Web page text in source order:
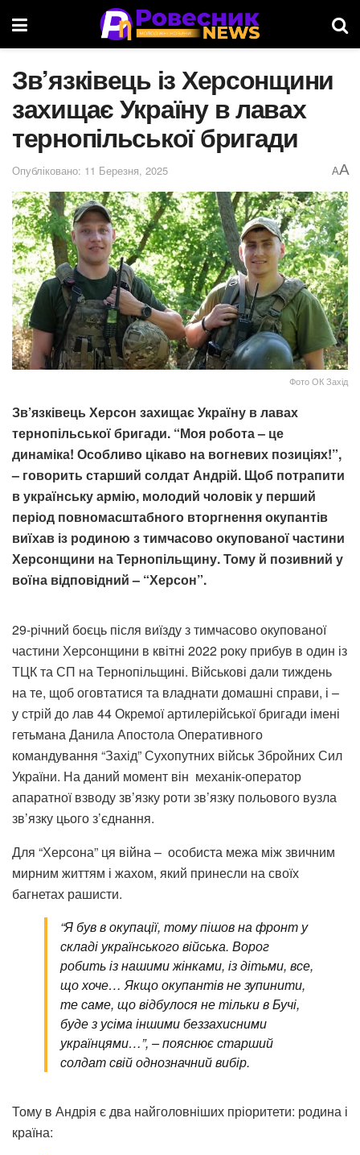
Зв’язківець із Херсонщини
захищає Україну в лавах
тернопільської бригади
Опубліковано: 11 Березня, 2025 AA
Фото ОК Захід
Зв’язківець Херсон захищає Україну в лавах
тернопільської бригади. “Моя робота – це
динаміка! Особливо цікаво на вогневих позиціях!”,
– говорить старший солдат Андрій. Щоб потрапити
в українську армію, молодий чоловік у перший
період повномасштабного вторгнення окупантів
виїхав із родиною з тимчасово окупованої частини
Херсонщини на Тернопільщину. Тому й позивний у
воїна відповідний – “Херсон”.
29-річний боєць після виїзду з тимчасово окупованої
частини Херсонщини в квітні 2022 року прибув в один із
ТЦК та СП на Тернопільщині. Військові дали тиждень
на те, щоб оговтатися та владнати домашні справи, і –
у стрій до лав 44 Окремої артилерійської бригади імені
гетьмана Данила Апостола Оперативного
командування “Захід” Сухопутних військ Збройних Сил
України. На даний момент він механік-оператор
апаратної взводу зв’язку роти зв’язку польового вузла
зв’язку цього з’єднання.
Для “Херсона” ця війна – особиста межа між звичним
мирним життям і жахом, який принесли на своїх
багнетах рашисти.
“Я був в окупації, тому пішов на фронт у
складі українського війська. Ворог
робить із нашими жінками, із дітьми, все,
що хоче… Якщо окупантів не зупинити,
те саме, що відбулося не тільки в Бучі,
буде з усіма іншими беззахисними
українцями…”, – пояснює старший
солдат свій однозначний вибір.
Тому в Андрія є два найголовніших пріоритети: родина і
країна: